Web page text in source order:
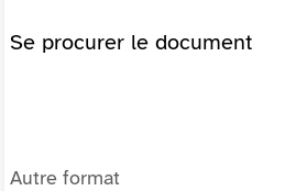
Se procurer le document
Autre format